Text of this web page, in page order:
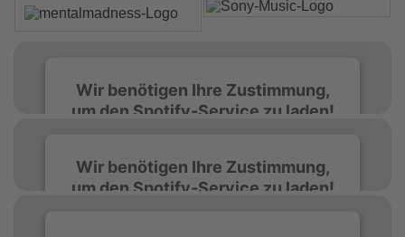
Wir benötigen Ihre Zustimmung,
um den Spotify-Service zu laden!
einzubetten. Dieser Service kann Daten zu
Ihren Aktivitäten sammeln. Bitte lesen Sie die
Wir benötigen Ihre Zustimmung,
um den Spotify-Service zu laden!